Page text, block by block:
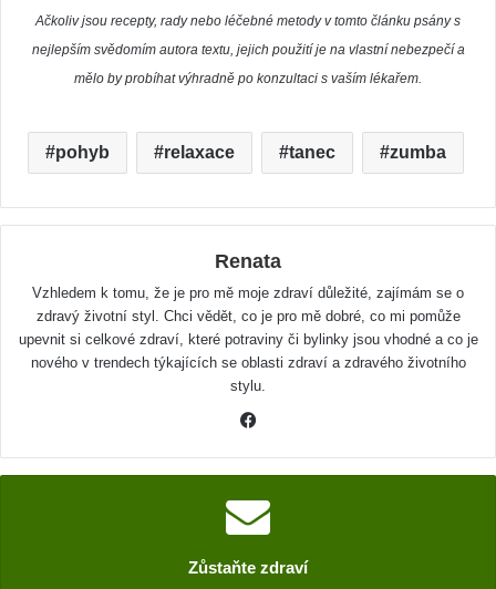
Ačkoliv jsou recepty, rady nebo léčebné metody v tomto článku psány s
nejlepším svědomím autora textu, jejich použití je na vlastní nebezpečí a
mělo by probíhat výhradně po konzultaci s vaším lékařem.
pohyb relaxace tanec zumba
Renata
Vzhledem k tomu, že je pro mě moje zdraví důležité, zajímám se o
zdravý životní styl. Chci vědět, co je pro mě dobré, co mi pomůže
upevnit si celkové zdraví, které potraviny či bylinky jsou vhodné a co je
nového v trendech týkajících se oblasti zdraví a zdravého životního
stylu.
c
e
b
Zůstaňte zdraví